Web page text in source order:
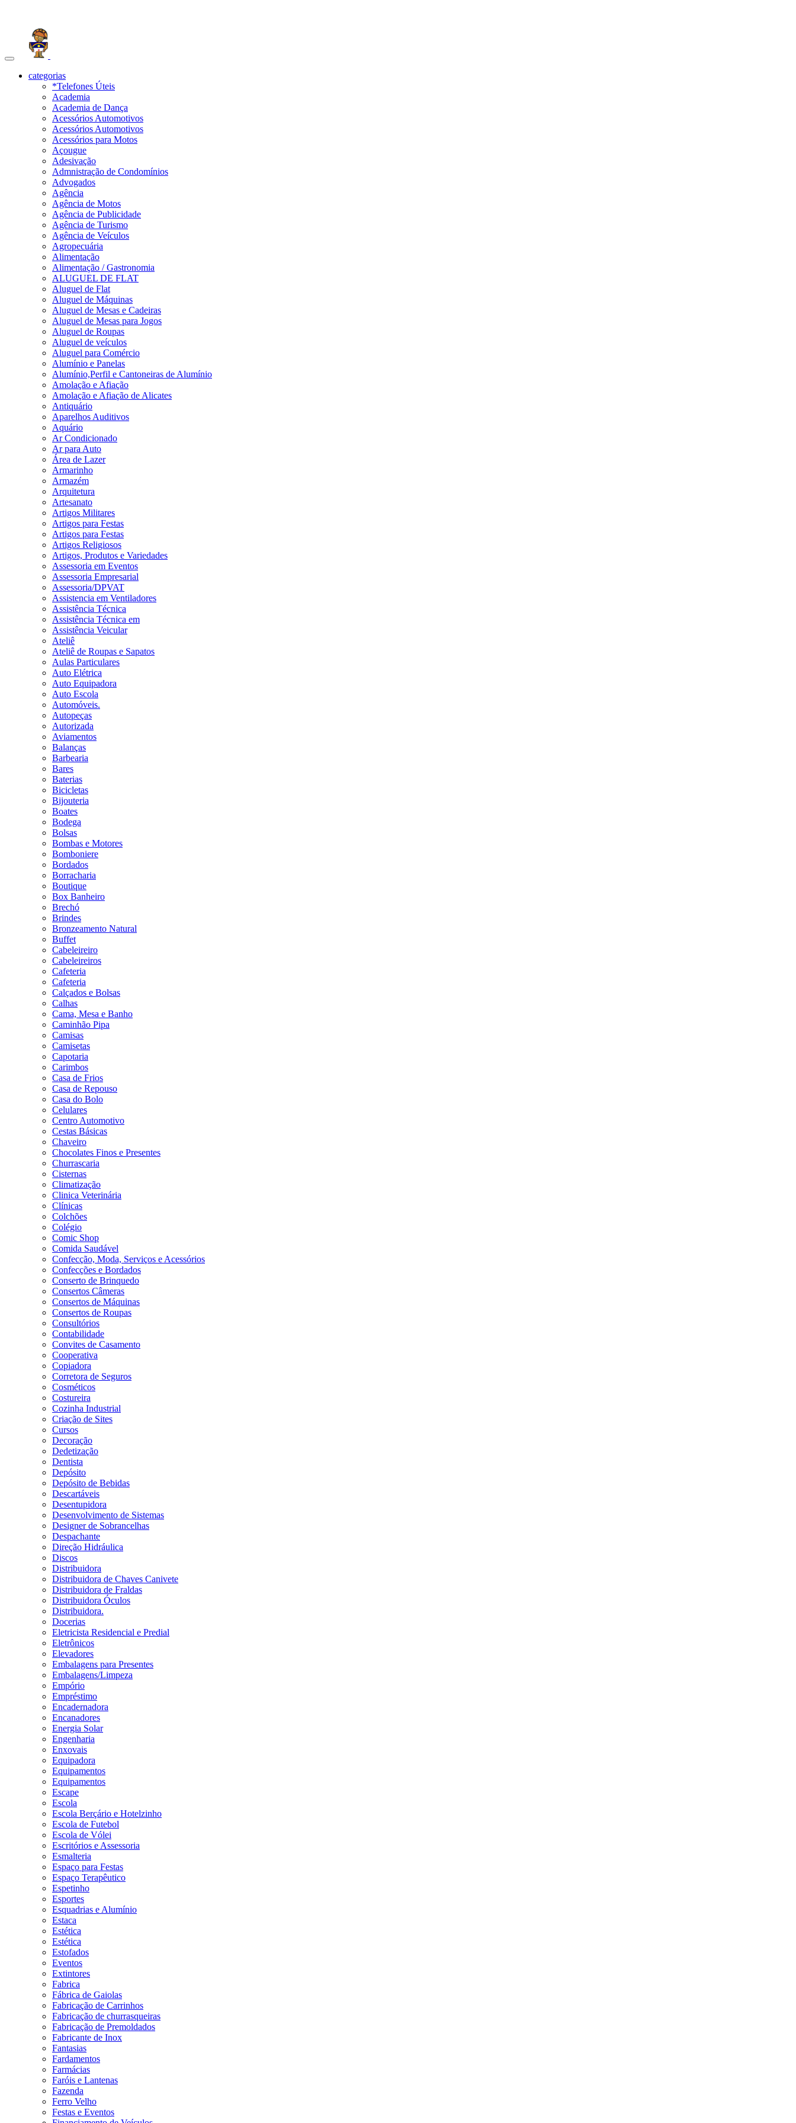
Toggle
navigationcategorias
*Telefones Úteis
Academia
Academia de Dança
Acessórios Automotivos
Acessórios Automotivos
Acessórios para Motos
Açougue
Adesivação
Admnistração de Condomínios
Advogados
Agência
Agência de Motos
Agência de Publicidade
Agência de Turismo
Agência de Veículos
Agropecuária
Alimentação
Alimentação / Gastronomia
ALUGUEL DE FLAT
Aluguel de Flat
Aluguel de Máquinas
Aluguel de Mesas e Cadeiras
Aluguel de Mesas para Jogos
Aluguel de Roupas
Aluguel de veículos
Aluguel para Comércio
Alumínio e Panelas
Alumínio,Perfil e Cantoneiras de Alumínio
Amolação e Afiação
Amolação e Afiação de Alicates
Antiquário
Aparelhos Auditivos
Aquário
Ar Condicionado
Ar para Auto
Área de Lazer
Armarinho
Armazém
Arquitetura
Artesanato
Artigos Militares
Artigos para Festas
Artigos para Festas
Artigos Religiosos
Artigos, Produtos e Variedades
Assessoria em Eventos
Assessoria Empresarial
Assessoria/DPVAT
Assistencia em Ventiladores
Assistência Técnica
Assistência Técnica em
Assistência Veicular
Ateliê
Ateliê de Roupas e Sapatos
Aulas Particulares
Auto Elétrica
Auto Equipadora
Auto Escola
Automóveis.
Autopeças
Autorizada
Aviamentos
Balanças
Barbearia
Bares
Baterias
Bicicletas
Bijouteria
Boates
Bodega
Bolsas
Bombas e Motores
Bomboniere
Bordados
Borracharia
Boutique
Box Banheiro
Brechó
Brindes
Bronzeamento Natural
Buffet
Cabeleireiro
Cabeleireiros
Cafeteria
Cafeteria
Calçados e Bolsas
Calhas
Cama, Mesa e Banho
Caminhão Pipa
Camisas
Camisetas
Capotaria
Carimbos
Casa de Frios
Casa de Repouso
Casa do Bolo
Celulares
Centro Automotivo
Cestas Básicas
Chaveiro
Chocolates Finos e Presentes
Churrascaria
Cisternas
Climatização
Clinica Veterinária
Clínicas
Colchões
Colégio
Comic Shop
Comida Saudável
Confecção, Moda, Serviços e Acessórios
Confecções e Bordados
Conserto de Brinquedo
Consertos Câmeras
Consertos de Máquinas
Consertos de Roupas
Consultórios
Contabilidade
Convites de Casamento
Cooperativa
Copiadora
Corretora de Seguros
Cosméticos
Costureira
Cozinha Industrial
Criação de Sites
Cursos
Decoração
Dedetização
Dentista
Depósito
Depósito de Bebidas
Descartáveis
Desentupidora
Desenvolvimento de Sistemas
Designer de Sobrancelhas
Despachante
Direção Hidráulica
Discos
Distribuidora
Distribuidora de Chaves Canivete
Distribuidora de Fraldas
Distribuidora Óculos
Distribuidora.
Docerias
Eletricista Residencial e Predial
Eletrônicos
Elevadores
Embalagens para Presentes
Embalagens/Limpeza
Empório
Empréstimo
Encadernadora
Encanadores
Energia Solar
Engenharia
Enxovais
Equipadora
Equipamentos
Equipamentos
Escape
Escola
Escola Berçário e Hotelzinho
Escola de Futebol
Escola de Vólei
Escritórios e Assessoria
Esmalteria
Espaço para Festas
Espaço Terapêutico
Espetinho
Esportes
Esquadrias e Alumínio
Estaca
Estética
Estética
Estofados
Eventos
Extintores
Fabrica
Fábrica de Gaiolas
Fabricação de Carrinhos
Fabricação de churrasqueiras
Fabricação de Premoldados
Fabricante de Inox
Fantasias
Fardamentos
Farmácias
Faróis e Lantenas
Fazenda
Ferro Velho
Festas e Eventos